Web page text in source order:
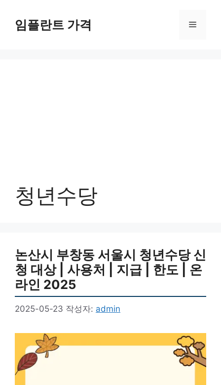
임플란트 가격 메
청년수당
논산시 부창동 서울시 청년수당 신
청 대상 | 사용처 | 지급 | 한도 | 온
라인 2025
2025-05-23 작성자: admin